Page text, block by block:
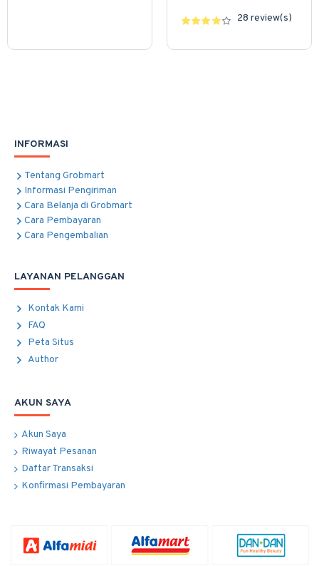
28 review(s)
INFORMASI
Tentang Grobmart
Informasi Pengiriman
Cara Belanja di Grobmart
Cara Pembayaran
Cara Pengembalian
LAYANAN PELANGGAN
Kontak Kami
FAQ
Peta Situs
Author
AKUN SAYA
Akun Saya
Riwayat Pesanan
Daftar Transaksi
Konfirmasi Pembayaran